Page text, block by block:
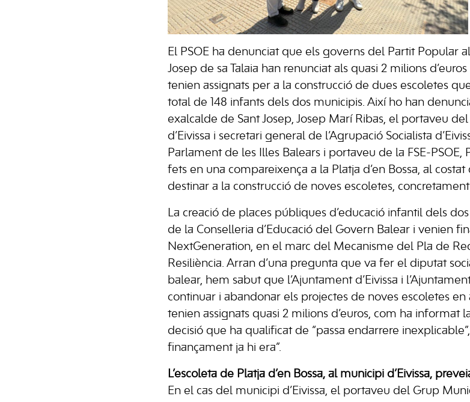
El PSOE ha denunciat que els governs del Partit Popular
Josep de sa Talaia han renunciat als quasi 2 milions
tenien assignats per a la construcció de dues escoletes
total de 148 infants dels dos municipis. Així ho han
exalcalde de Sant Josep, Josep Marí Ribas, el portaveu
d’Eivissa i secretari general de l’Agrupació Socialista
Parlament de les Illes Balears i portaveu de la FSE-
fets en una compareixença a la Platja d’en Bossa, al costat
destinar a la construcció de noves escoletes,
La creació de places públiques d’educació infantil dels
de la Conselleria d’Educació del Govern Balear i venien
NextGeneration, en el marc del Mecanisme del Pla de
Resiliència. Arran d’una pregunta que va fer el diputat
balear, hem sabut que l’Ajuntament d’Eivissa i
continuar i abandonar els projectes de noves escoletes en
tenien assignats quasi 2 milions d’euros, com ha informat
decisió que ha qualificat de “passa endarrere
finançament ja hi era”.
L’escoleta de Platja d’en Bossa, al municipi d’Eivissa,
En el cas del municipi d’Eivissa, el portaveu del Grup